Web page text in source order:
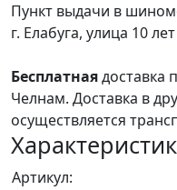
Пункт выдачи в
г. Елабуга, улица 10
Бесплатнаядоставка
Челнам. Доставка в
осуществляется
Артикул: